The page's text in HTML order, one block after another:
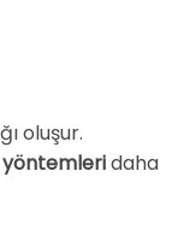
oluşur.
yöntemleridaha